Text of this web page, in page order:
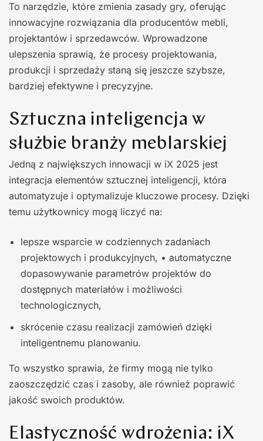
To narzędzie, które zmienia za­sady gry, oferując
innowacyj­ne rozwiązania dla producen­tów mebli,
projektantów i sprzedawców. Wprowadzone
ulepszenia sprawią, że procesy projektowania,
produkcji i sprzedaży staną się jeszcze szybsze,
bardziej efektywne i precyzyjne.
Sztuczna inteligencja w
służbie branży meblarskiej
Jedną z największych innowacji w iX 2025 jest
integracja elementów sztucznej inteligencji, która
automatyzuje i opty­malizuje kluczowe procesy. Dzięki
temu użytkownicy mogą liczyć na:
lepsze wsparcie w codziennych zada­niach
projektowych i produkcyjnych, • automatyczne
dopasowywanie parame­trów projektów do
dostępnych materiałów i możliwości
technologicznych,
skrócenie czasu realizacji zamówień dzięki
inteligentnemu planowaniu.
To wszystko sprawia, że firmy mogą nie tylko
zaoszczędzić czas i zasoby, ale rów­nież poprawić
jakość swoich produktów.
Elastyczność wdrożenia: iX